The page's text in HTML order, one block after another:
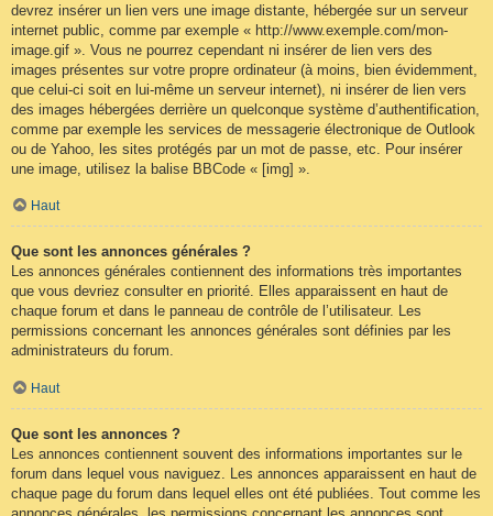
devrez insérer un lien vers une image distante, hébergée sur un serveur
internet public, comme par exemple « http://www.exemple.com/mon-
image.gif ». Vous ne pourrez cependant ni insérer de lien vers des
images présentes sur votre propre ordinateur (à moins, bien évidemment,
que celui-ci soit en lui-même un serveur internet), ni insérer de lien vers
des images hébergées derrière un quelconque système d’authentification,
comme par exemple les services de messagerie électronique de Outlook
ou de Yahoo, les sites protégés par un mot de passe, etc. Pour insérer
une image, utilisez la balise BBCode « [img] ».
Haut
Que sont les annonces générales ?
Les annonces générales contiennent des informations très importantes
que vous devriez consulter en priorité. Elles apparaissent en haut de
chaque forum et dans le panneau de contrôle de l’utilisateur. Les
permissions concernant les annonces générales sont définies par les
administrateurs du forum.
Haut
Que sont les annonces ?
Les annonces contiennent souvent des informations importantes sur le
forum dans lequel vous naviguez. Les annonces apparaissent en haut de
chaque page du forum dans lequel elles ont été publiées. Tout comme les